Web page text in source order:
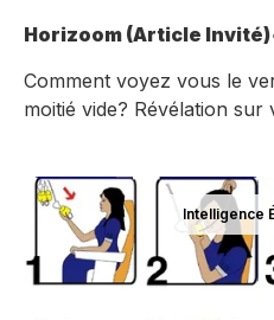
Horizoom (Article Invité)
Comment voyez vous le
moitié vide? Révélation
Intelligence